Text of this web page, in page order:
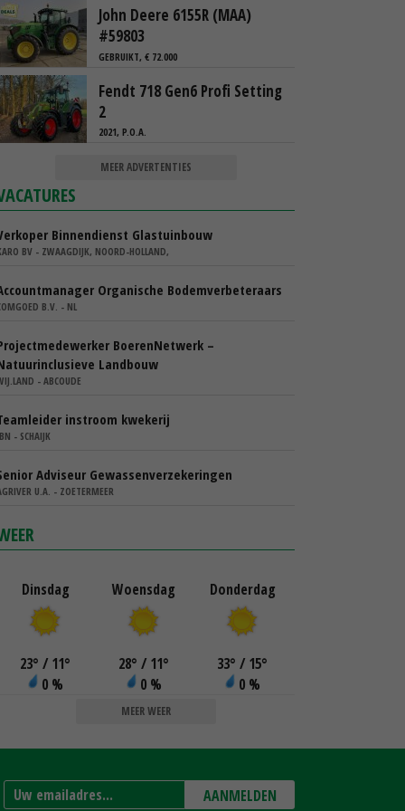
John Deere 6155R (MAA)
#59803
GEBRUIKT, € 72.000
Fendt 718 Gen6 Profi Setting
2
2021, P.O.A.
MEER ADVERTENTIES
Binnendienst Glastuinbouw
BV - ZWAAGDIJK, NOORD-HOLLAND,
Organische Bodemverbeteraars
B.V. - NL
BoerenNetwerk –
Landbouw
- ABCOUDE
instroom kwekerij
- SCHAIJK
Adviseur Gewassenverzekeringen
U.A. - ZOETERMEER
Dinsdag
23° / 11°
0 %
Woensdag
28° / 11°
0 %
Donderdag
33° / 15°
0 %
MEER WEER
AANMELDEN